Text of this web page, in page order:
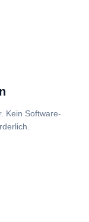
Kein Software-